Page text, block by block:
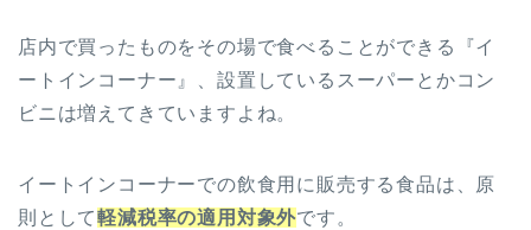
店内で買ったものをその場で食べることができる『イ
ートインコーナー』、設置しているスーパーとかコン
ビニは増えてきていますよね。
イートインコーナーでの飲食用に販売する食品は、原
則として軽減税率の適用対象外です。